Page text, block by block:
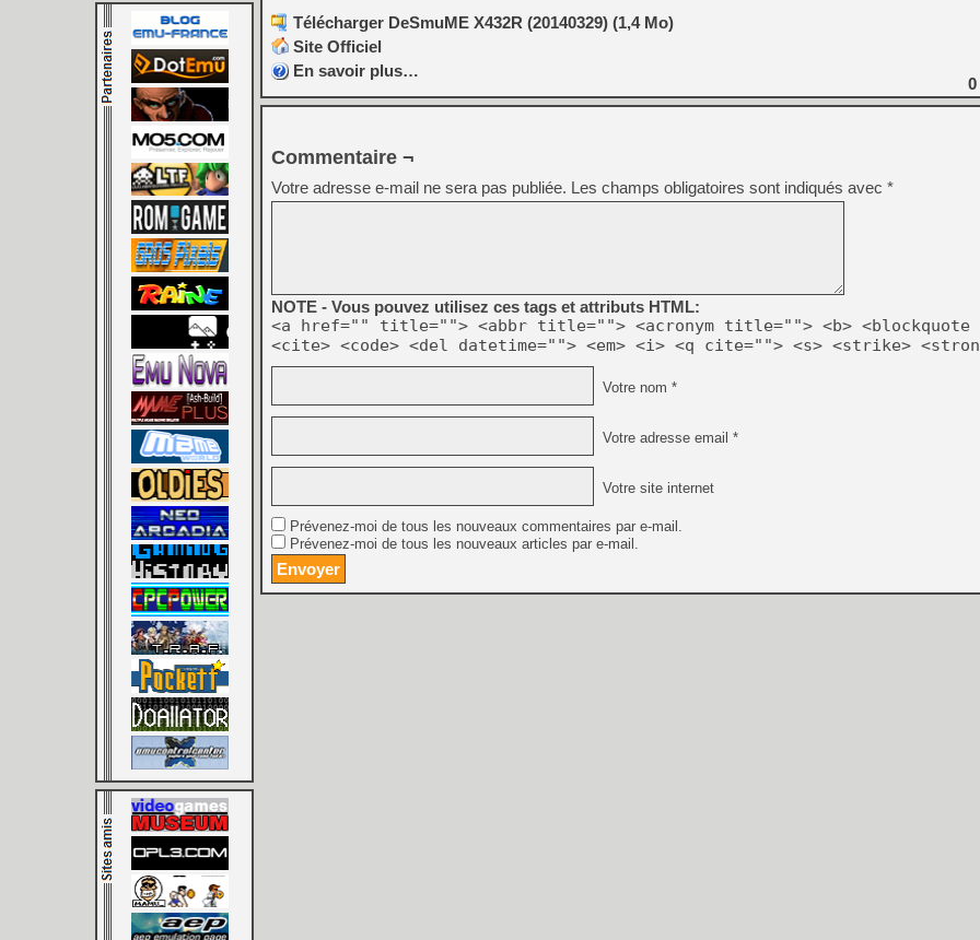
[LS] [PS5] Le WebKit
[GK] Oubliez Crazy Taxi,
[LS] [Switch] NSZ 5.0.0
[GK] No More Room in
[GK] Un chatbot Atelier
[GK] Mémoire cash -
[GK] Nvidia : le prix des
[GK] Suikoden Star Leap
[Mo5] La mini borne
Télécharger DeSmuME X432R (20140329) (1,4 Mo)
Site Officiel
En savoir plus…
0
Commentaire ¬
Votre adresse e-mail ne sera pas publiée. Les champs obligatoires sont indiqués avec *
NOTE - Vous pouvez utilisez ces tags et attributs HTML:
<a href="" title=""> <abbr title=""> <acronym title=""> <b> <blockquote
<cite> <code> <del datetime=""> <em> <i> <q cite=""> <s> <strike>
Votre nom *
Votre adresse email *
Votre site internet
Prévenez-moi de tous les nouveaux commentaires par e-mail.
Prévenez-moi de tous les nouveaux articles par e-mail.